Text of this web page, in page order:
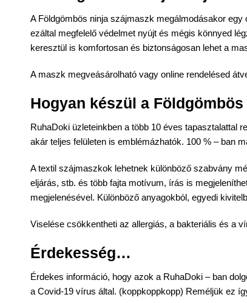
A Földgömbös ninjaszájmaszk megálmodásakor egy
ezáltal megfelelő védelmet nyújt és mégis könnyed
keresztül is komfortosan és biztonságosan lehet a
A maszk megveásárolható vagy online rendelésed
Hogyan készül a
RuhaDoki üzleteinkben a több 10 éves tapasztalattal
akár teljes felületen is emblémázhatók. 100 % – ban
A textilszájmaszkok lehetnek különböző szabvány
eljárás, stb. és több fajta motívum, írás is
megjelenésével. Különböző anyagokból, egyedi
Viselése csökkentheti az allergiás, a bakteriális és a
Érdekesség…
Érdekes információ, hogy azok a RuhaDoki – ban
a Covid-19 vírus által. (koppkoppkopp) Reméljük ez